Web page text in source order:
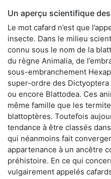
Un aperçu scientifique
Le mot cafard n’est que
insecte. Dans le milieu
connu sous le nom de la
du règne Animalia, de
sous-embranchement
super-ordre des
ou encore Blattodea. Ces
même famille que les
blattoptères. Toutefois
tendance à être classés
qui néanmoins fait
appartenance à un ancêtre
préhistoire. En ce qui
vulgairement appelés